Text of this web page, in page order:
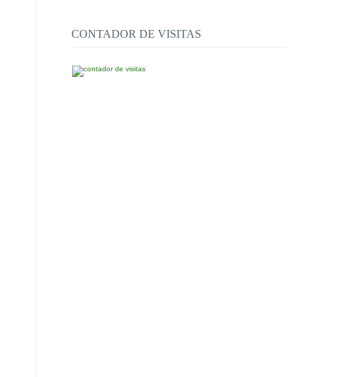
CONTADOR DE VISITAS